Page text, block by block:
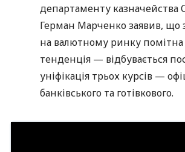
департаменту казначейства
Герман Марченко заявив, що
на валютному ринку помітна
тенденція — відбувається
уніфікація трьох курсів —
банківського та готівкового.